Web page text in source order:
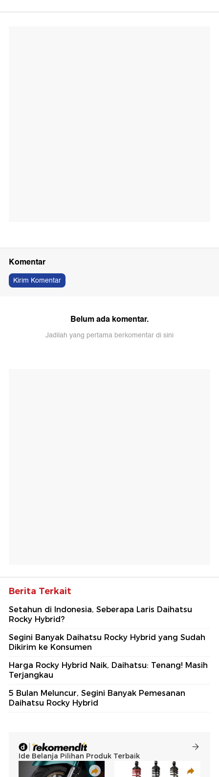
Komentar
Kirim Komentar
Belum ada komentar.
Jadilah yang pertama berkomentar di sini
Berita Terkait
Setahun di Indonesia, Seberapa Laris Daihatsu
Rocky Hybrid?
Segini Banyak Daihatsu Rocky Hybrid yang Sudah
Dikirim ke Konsumen
Harga Rocky Hybrid Naik, Daihatsu: Tenang! Masih
Terjangkau
5 Bulan Meluncur, Segini Banyak Pemesanan
Daihatsu Rocky Hybrid